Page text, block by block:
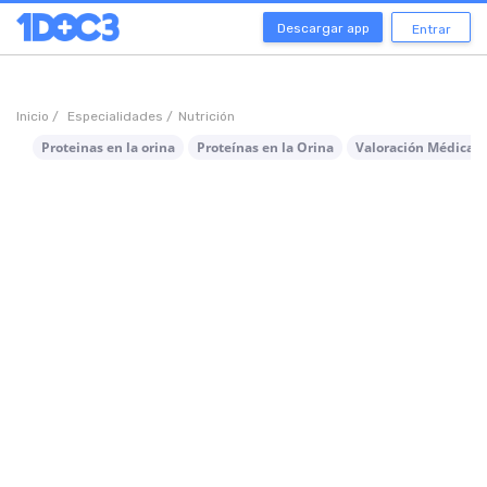
Descargar app Entrar
Inicio / Especialidades / Nutrición
Proteinas en la orina Proteínas en la Orina Valoración Médica